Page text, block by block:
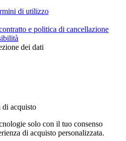
di utilizzo
e politica di cancellazione
dei dati
di acquisto
solo con il tuo consenso
di acquisto personalizzata.